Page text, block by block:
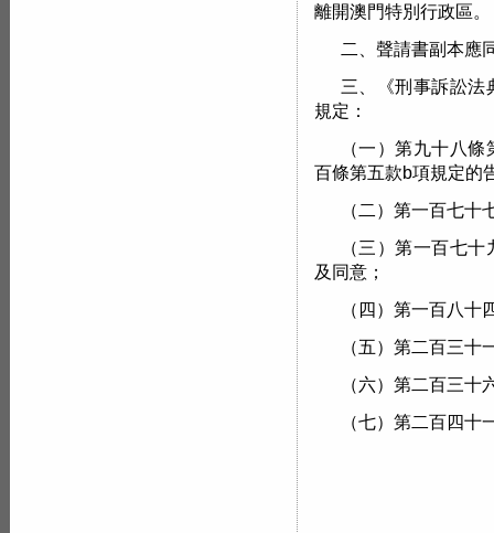
離開澳門特別行政區。
二、聲請書副本應
三、《刑事訴訟法
規定：
（一）第九十八
百條第五款b項規定的
（二）第一百七十
（三）第一百七
及同意；
（四）第一百八十
（五）第二百三十
（六）第二百三十
（七）第二百四十